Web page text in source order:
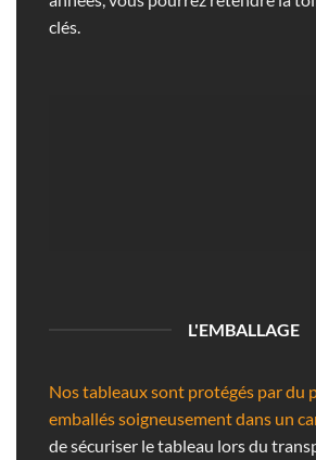
clés.
L'EMBALLAGE
Nos tableaux sont protégés par du
emballés soigneusement dans un
de sécuriser le tableau lors du